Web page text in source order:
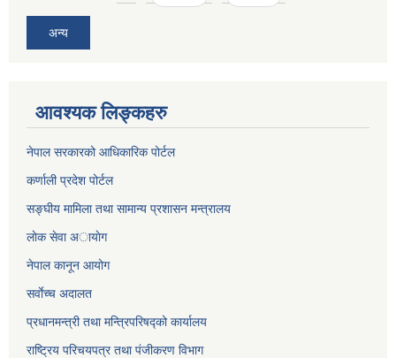
अन्य
आवश्यक लिङ्कहरु
नेपाल सरकारको आधिकारिक पोर्टल
कर्णाली प्रदेश पोर्टल
सङ्घीय मामिला तथा सामान्य प्रशासन मन्त्रालय
लाेक सेवा अायाेग
नेपाल कानून आयोग
सर्वाेच्च अदालत
प्रधानमन्त्री तथा मन्त्रिपरिषद्को कार्यालय
राष्ट्रिय परिचयपत्र तथा पंजीकरण विभाग